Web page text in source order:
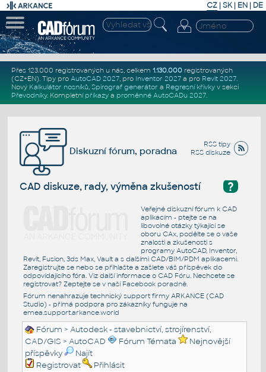
CZ | SK| EN | DE
Přes 123.000 registrovaných u nás, celkem 1.130.000registrovaných
(CZ+EN). Tipy pro AutoCAD 2027, pro Inventor 2027a pro Revit 2027.
Nový Kalkulátor nosníků, Spirograf generátor a Regresní křivkyv sekci
Převodníky. Kompletní příkazya proměnné AutoCADu 2027.
RSS tipy
RSS diskuze
Diskuzní fórum, poradna
?
CAD diskuze, rady, výměna zkušeností
Veřejné diskuzní fórum k CAD
aplikacím - ptejte se na
libovolné otázky týkající se
oboru CAx, podělte se o vaše
znalosti a zkušenosti s
programy AutoCAD, Inventor,
Revit, Fusion, 3ds Max, Vault a s dalšími CAD/BIM/PDM aplikacemi.
Zaregistrujte se nebo se přihlašte a zašlete váš příspěvek do
odpovídajícího fóra. Viz další informace o CAD Fóru. Nechcete se
registrovat? Zeptejte se v naší Facebook poradně.
Fórum nenahrazuje technický support firmy ARKANCE (CAD
Studio) - přímá podpora pro zákazníky funguje na
emea.support.arkance.world
Fórum >Autodesk - stavebnictví, strojírenství,
CAD/GIS >AutoCAD Fórum Témata
Nejnovější
příspěvky
Najít
Registrovat
Přihlásit